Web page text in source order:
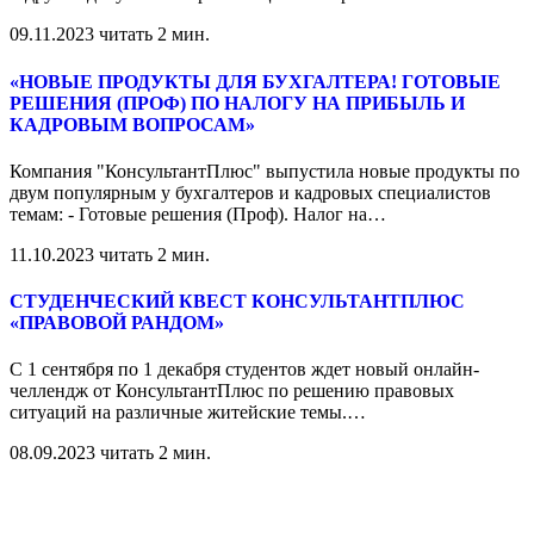
09.11.2023 читать 2 мин.
«НОВЫЕ ПРОДУКТЫ ДЛЯ БУХГАЛТЕРА! ГОТОВЫЕ
РЕШЕНИЯ (ПРОФ) ПО НАЛОГУ НА ПРИБЫЛЬ И
КАДРОВЫМ ВОПРОСАМ»
Компания "КонсультантПлюс" выпустила новые продукты по
двум популярным у бухгалтеров и кадровых специалистов
темам: - Готовые решения (Проф). Налог на…
11.10.2023 читать 2 мин.
СТУДЕНЧЕСКИЙ КВЕСТ КОНСУЛЬТАНТПЛЮС
«ПРАВОВОЙ РАНДОМ»
С 1 сентября по 1 декабря студентов ждет новый онлайн-
челлендж от КонсультантПлюс по решению правовых
ситуаций на различные житейские темы.…
08.09.2023 читать 2 мин.